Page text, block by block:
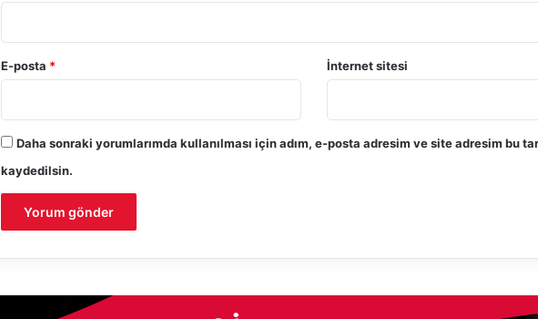
E-posta * İnternet sitesi
Daha sonraki yorumlarımda kullanılması için adım, e-posta adresim ve site adresim bu
kaydedilsin.